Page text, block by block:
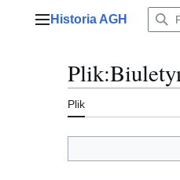
Menu główne
Historia AGH
Plik:
Plik